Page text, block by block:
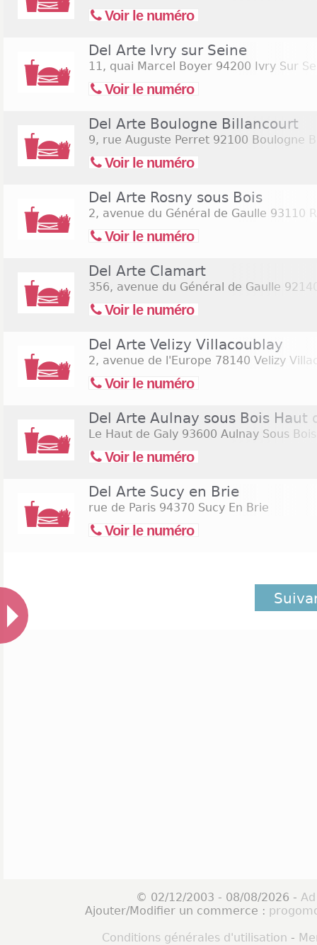
Voir le numéro
Del Arte Ivry sur Seine
11, quai Marcel Boyer 94200 Ivry Sur
Voir le numéro
Del Arte Boulogne Billancourt
9, rue Auguste Perret 92100 Boulogne
Voir le numéro
Del Arte Rosny sous Bois
2, avenue du Général de Gaulle 93110
Voir le numéro
Del Arte Clamart
356, avenue du Général de Gaulle
Voir le numéro
Del Arte Velizy Villacoublay
2, avenue de l'Europe 78140 Velizy
Voir le numéro
Del Arte Aulnay sous Bois Haut
Le Haut de Galy 93600 Aulnay Sous Bois
Voir le numéro
Del Arte Sucy en Brie
rue de Paris 94370 Sucy En Brie
Voir le numéro
© 02/12/2003 - 08/08/2026 -
Ajouter/Modifier un commerce :
Conditions générales d'utilisation -